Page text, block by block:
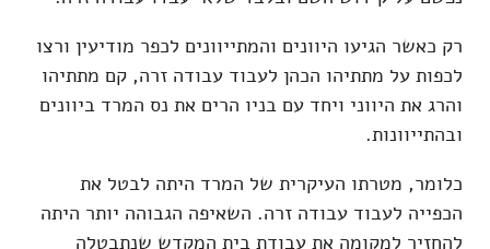
רק כאשר הגיעו היוונים והמתייוונים לכפר מודיעין ורצו
לכפות על מתתיהו הכהן לעבוד עבודה זרה, קם מתתיהו
והרג את היווני ויחד עם בניו הרים את נס המרד ביוונים
ובהתייוונות.
כלומר, מטרתו העיקרית של המרד היתה לבטל את
הכפייה לעבוד עבודה זרה. השאיפה הגבוהה יותר היתה
להחזיר למקומה את עבודת בית המקדש שנתבטלה